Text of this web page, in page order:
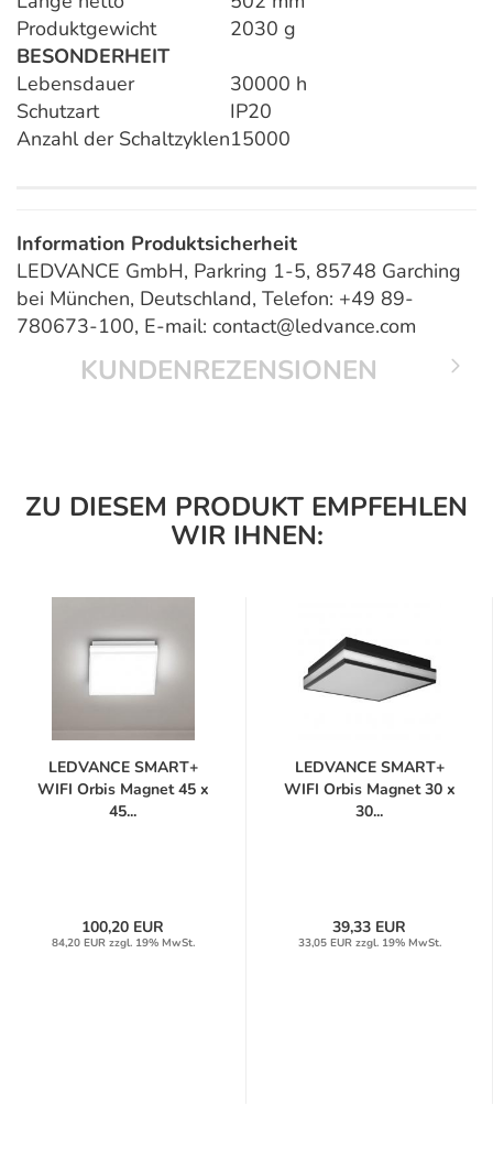
Produktgewicht
2030 g
BESONDERHEIT
Lebensdauer
30000 h
Schutzart
IP20
Anzahl der Schaltzyklen15000
Information Produktsicherheit
LEDVANCE GmbH, Parkring 1-5, 85748 Garching
bei München, Deutschland, Telefon: +49 89-
780673-100, E-mail: contact@ledvance.com
KUNDENREZENSIONEN
ZU DIESEM PRODUKT EMPFEHLEN
WIR IHNEN:
LEDVANCE SMART+
WIFI Orbis Magnet 45 x
45...
100,20 EUR
84,20 EUR zzgl. 19% MwSt.
LEDVANCE SMART+
WIFI Orbis Magnet 30 x
30...
39,33 EUR
33,05 EUR zzgl. 19% MwSt.